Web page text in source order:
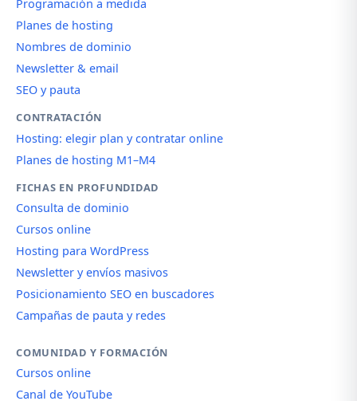
Programación a medida
Planes de hosting
Nombres de dominio
Newsletter & email
SEO y pauta
CONTRATACIÓN
Hosting: elegir plan y contratar online
Planes de hosting M1–M4
FICHAS EN PROFUNDIDAD
Consulta de dominio
Cursos online
Hosting para WordPress
Newsletter y envíos masivos
Posicionamiento SEO en buscadores
Campañas de pauta y redes
COMUNIDAD Y FORMACIÓN
Cursos online
Canal de YouTube